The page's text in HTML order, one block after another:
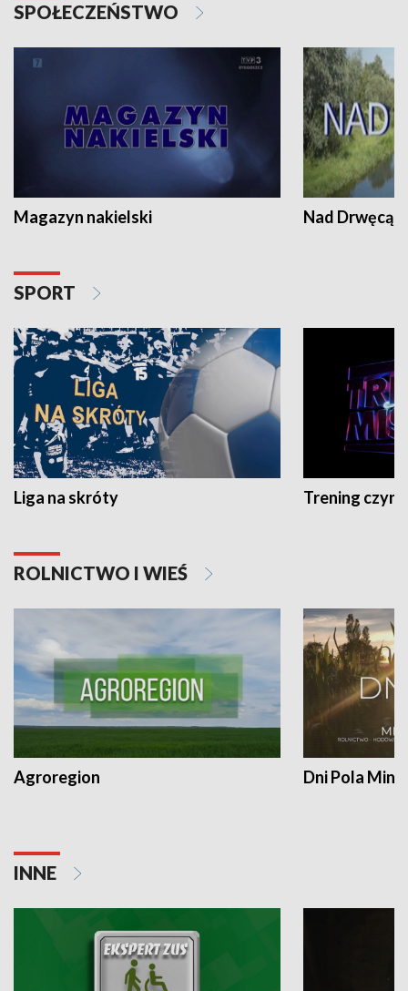
SPOŁECZEŃSTWO
Magazyn nakielski Nad Drwęcą
SPORT
Liga na skróty Trening czyni
ROLNICTWO I WIEŚ
Agroregion Dni Pola
INNE